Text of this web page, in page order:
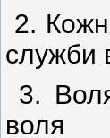
2.
служби
3.
воля